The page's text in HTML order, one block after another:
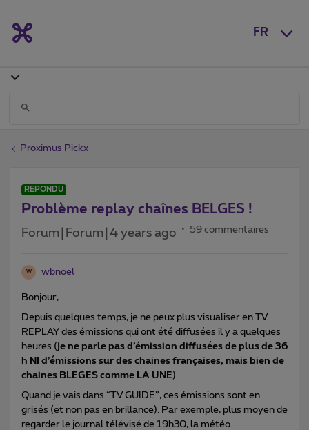
FR
Proximus Pickx
RÉPONDU
Problème replay chaînes BELGES !
Forum|Forum|4 years ago 59 commentaires
W wbnoel
Bonjour,
Depuis quelques temps, je ne peux plus visualiser en TV
REPLAY des émissions qui ont été diffusées il y a quelques
heures (je ne parle pas d’émission diffusées de plus de 36
h NI d’émissions sur des chaines françaises, mais bien de
chaines BLEGES comme LA UNE).
Quand je vais dans “TV GUIDE”, ces émissions sont en
grisés (et non pas en brillance). Par exemple, plus moyen de
regarder le journal télévisé de 19h30, la météo.